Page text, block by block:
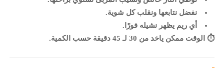
نفضل نتابعها ونقلب كل شوية.
أي ريم يظهر نشيله فورًا.
⏱️ الوقت ممكن ياخد من 30 لـ 45 دقيقة حسب الكمية.